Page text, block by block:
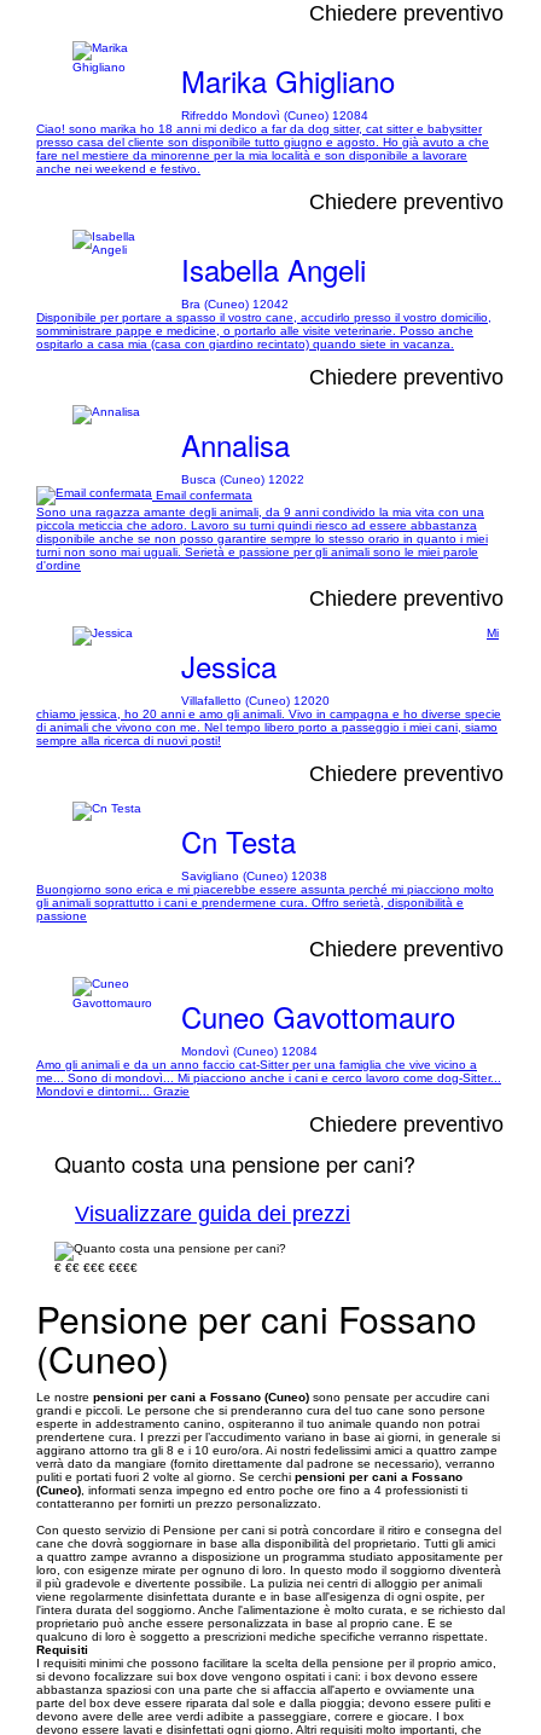
Chiedere preventivo
Marika Ghigliano
Rifreddo Mondovì (Cuneo) 12084
Ciao! sono marika ho 18 anni mi dedico a far da dog sitter, cat sitter e babysitter
presso casa del cliente son disponibile tutto giugno e agosto. Ho già avuto a che
fare nel mestiere da minorenne per la mia località e son disponibile a lavorare
anche nei weekend e festivo.
Chiedere preventivo
Isabella Angeli
Bra (Cuneo) 12042
Disponibile per portare a spasso il vostro cane, accudirlo presso il vostro domicilio,
somministrare pappe e medicine, o portarlo alle visite veterinarie. Posso anche
ospitarlo a casa mia (casa con giardino recintato) quando siete in vacanza.
Chiedere preventivo
Annalisa
Busca (Cuneo) 12022
Email confermata
Sono una ragazza amante degli animali, da 9 anni condivido la mia vita con una
piccola meticcia che adoro. Lavoro su turni quindi riesco ad essere abbastanza
disponibile anche se non posso garantire sempre lo stesso orario in quanto i miei
turni non sono mai uguali. Serietà e passione per gli animali sono le miei parole
d'ordine
Chiedere preventivo
Jessica
Villafalletto (Cuneo) 12020
Mi
chiamo jessica, ho 20 anni e amo gli animali. Vivo in campagna e ho diverse specie
di animali che vivono con me. Nel tempo libero porto a passeggio i miei cani, siamo
sempre alla ricerca di nuovi posti!
Chiedere preventivo
Cn Testa
Savigliano (Cuneo) 12038
Buongiorno sono erica e mi piacerebbe essere assunta perché mi piacciono molto
gli animali soprattutto i cani e prendermene cura. Offro serietà, disponibilità e
passione
Chiedere preventivo
Cuneo Gavottomauro
Mondovì (Cuneo) 12084
Amo gli animali e da un anno faccio cat-Sitter per una famiglia che vive vicino a
me... Sono di mondovì... Mi piacciono anche i cani e cerco lavoro come dog-Sitter...
Mondovi e dintorni... Grazie
Chiedere preventivo
Quanto costa una pensione per cani?
Visualizzare guida dei prezzi
€ €€ €€€ €€€€
Pensione per cani Fossano
(Cuneo)
Le nostre pensioni per cani a Fossano (Cuneo) sono pensate per accudire cani
grandi e piccoli. Le persone che si prenderanno cura del tuo cane sono persone
esperte in addestramento canino, ospiteranno il tuo animale quando non potrai
prendertene cura. I prezzi per l’accudimento variano in base ai giorni, in generale si
aggirano attorno tra gli 8 e i 10 euro/ora. Ai nostri fedelissimi amici a quattro zampe
verrà dato da mangiare (fornito direttamente dal padrone se necessario), verranno
puliti e portati fuori 2 volte al giorno. Se cerchi pensioni per cani a Fossano
(Cuneo) , informati senza impegno ed entro poche ore fino a 4 professionisti ti
contatteranno per fornirti un prezzo personalizzato.
Con questo servizio di Pensione per cani si potrà concordare il ritiro e consegna del
cane che dovrà soggiornare in base alla disponibilità del proprietario. Tutti gli amici
a quattro zampe avranno a disposizione un programma studiato appositamente per
loro, con esigenze mirate per ognuno di loro. In questo modo il soggiorno diventerà
il più gradevole e divertente possibile. La pulizia nei centri di alloggio per animali
viene regolarmente disinfettata durante e in base all'esigenza di ogni ospite, per
l'intera durata del soggiorno. Anche l'alimentazione è molto curata, e se richiesto dal
proprietario può anche essere personalizzata in base al proprio cane. E se
qualcuno di loro è soggetto a prescrizioni mediche specifiche verranno rispettate.
Requisiti
I requisiti minimi che possono facilitare la scelta della pensione per il proprio amico,
si devono focalizzare sui box dove vengono ospitati i cani: i box devono essere
abbastanza spaziosi con una parte che si affaccia all'aperto e ovviamente una
parte del box deve essere riparata dal sole e dalla pioggia; devono essere puliti e
devono avere delle aree verdi adibite a passeggiare, correre e giocare. I box
devono essere lavati e disinfettati ogni giorno. Altri requisiti molto importanti, che